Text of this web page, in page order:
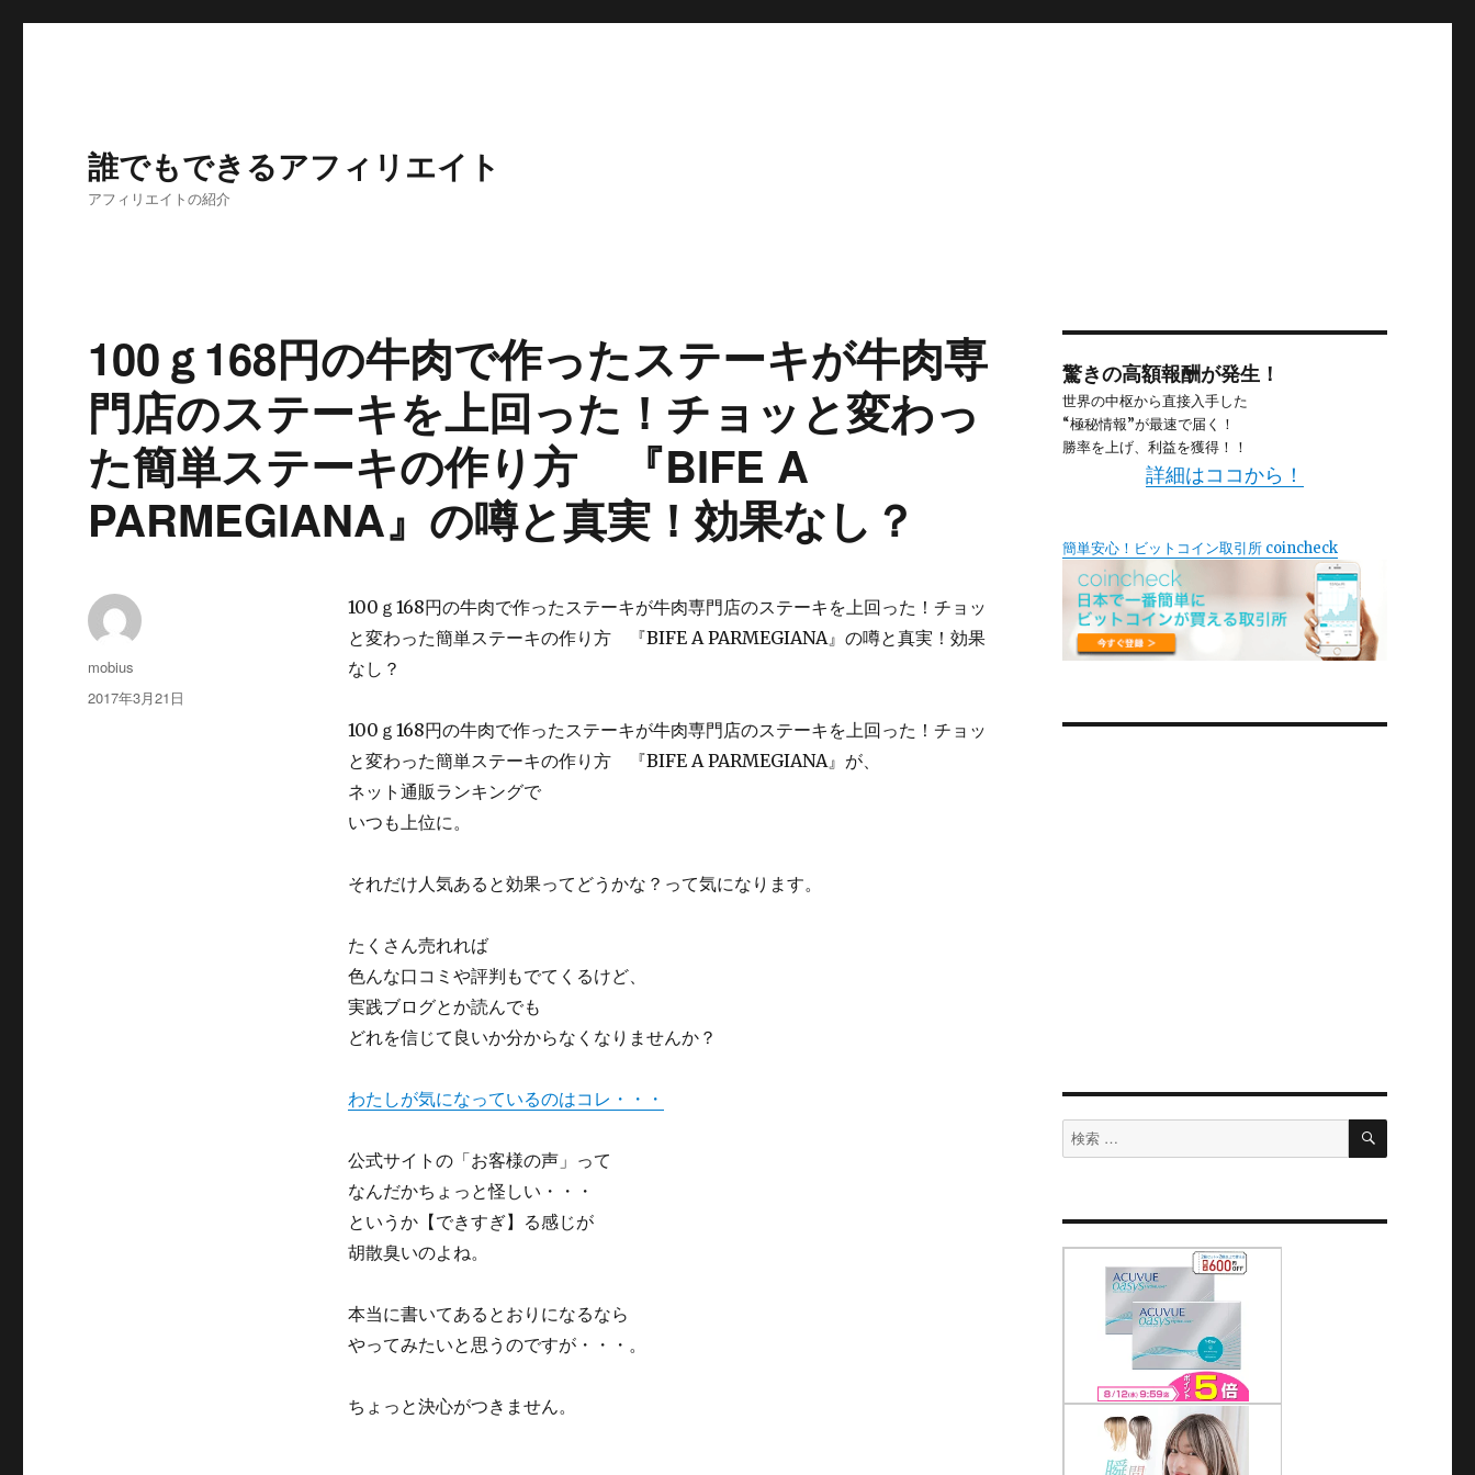
誰でもできるアフィリエイト
アフィリエイトの紹介
100ｇ168円の牛肉で作ったステーキが牛肉専
門店のステーキを上回った！チョッと変わっ
た簡単ステーキの作り方 『BIFE A
PARMEGIANA』の噂と真実！効果なし？
100ｇ168円の牛肉で作ったステーキが牛肉専門店のステーキを上回った！チョッ
と変わった簡単ステーキの作り方 『BIFE A PARMEGIANA』の噂と真実！効果
なし？
100ｇ168円の牛肉で作ったステーキが牛肉専門店のステーキを上回った！チョッ
と変わった簡単ステーキの作り方 『BIFE A PARMEGIANA』が、
ネット通販ランキングで
いつも上位に。
それだけ人気あると効果ってどうかな？って気になります。
たくさん売れれば
色んな口コミや評判もでてくるけど、
実践ブログとか読んでも
どれを信じて良いか分からなくなりませんか？
わたしが気になっているのはコレ・・・
公式サイトの「お客様の声」って
なんだかちょっと怪しい・・・
というか【できすぎ】る感じが
胡散臭いのよね。
本当に書いてあるとおりになるなら
やってみたいと思うのですが・・・。
ちょっと決心がつきません。
投
稿
mobius
投
2017年3月21日
驚きの高額報酬が発生！
世界の中枢から直接入手した
“極秘情報”が最速で届く！
勝率を上げ、利益を獲得！！
詳細はココから！
簡単安心！ビットコイン取引所 coincheck
検
索
検